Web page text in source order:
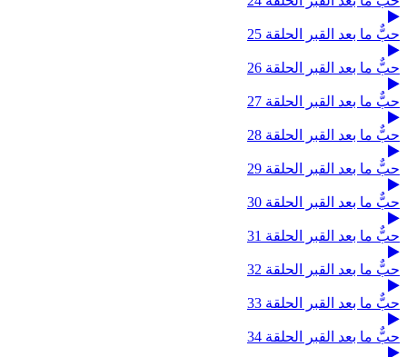
حبٌّ ما بعد القبر الحلقة 25
حبٌّ ما بعد القبر الحلقة 26
حبٌّ ما بعد القبر الحلقة 27
حبٌّ ما بعد القبر الحلقة 28
حبٌّ ما بعد القبر الحلقة 29
حبٌّ ما بعد القبر الحلقة 30
حبٌّ ما بعد القبر الحلقة 31
حبٌّ ما بعد القبر الحلقة 32
حبٌّ ما بعد القبر الحلقة 33
حبٌّ ما بعد القبر الحلقة 34